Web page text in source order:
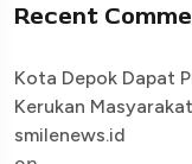
Recent
Kota Depok Dapat
Kerukan
smilenews.id